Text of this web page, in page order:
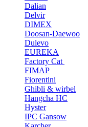
Dalian
Delvir
DIMEX
Doosan-Daewoo
Dulevo
EUREKA
Factory Cat
FIMAP
Fiorentini
Ghibli & wirbel
Hangcha HC
Hyster
IPC Gansow